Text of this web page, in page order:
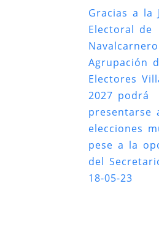
Gracias a la
Electoral de
Agrupación
Electores
2027 podrá
presentarse
elecciones
pese a la
del
18-05-23